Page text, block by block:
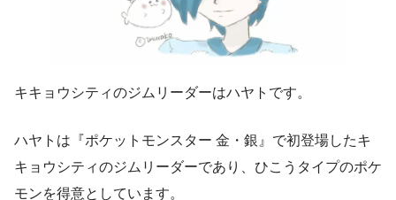
キキョウシティのジムリーダーはハヤトです。
ハヤトは『ポケットモンスター 金・銀』で初登場したキ
キョウシティのジムリーダーであり、ひこうタイプのポケ
モンを得意としています。